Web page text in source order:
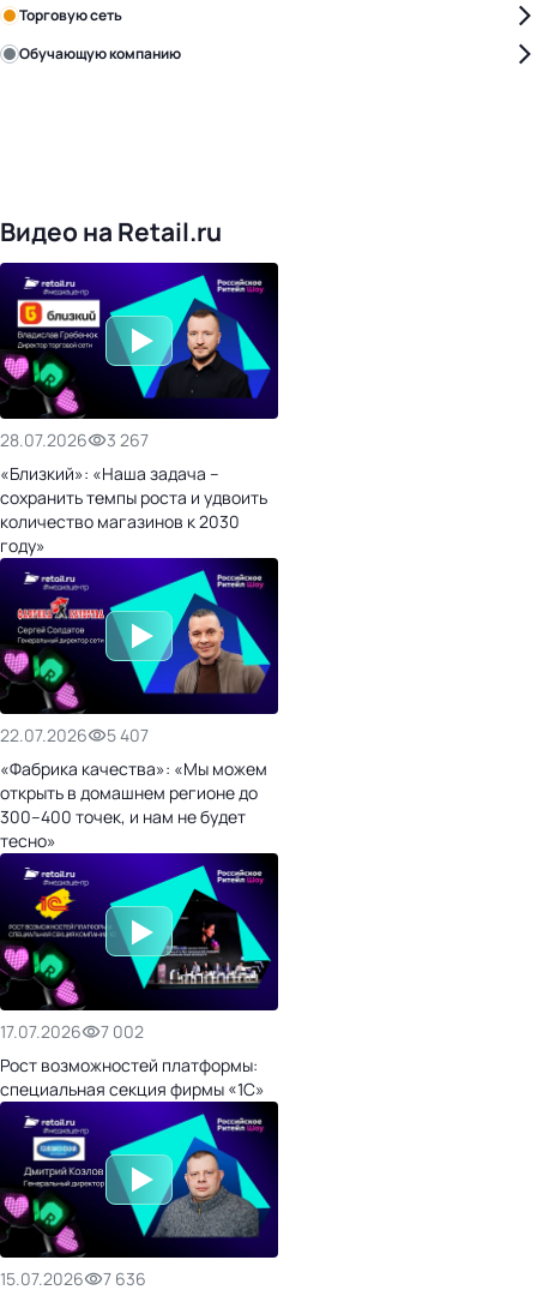
Торговую сеть
Обучающую компанию
Видео на Retail.ru
28.07.2026
3 267
«Близкий»: «Наша задача –
сохранить темпы роста и удвоить
количество магазинов к 2030
году»
22.07.2026
5 407
«Фабрика качества»: «Мы можем
открыть в домашнем регионе до
300–400 точек, и нам не будет
тесно»
17.07.2026
7 002
Рост возможностей платформы:
специальная секция фирмы «1С»
15.07.2026 7 636